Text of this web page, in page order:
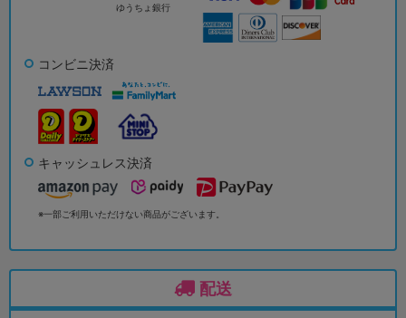
ゆうちょ銀行
コンビニ決済
キャッシュレス決済
※一部ご利用いただけない商品がございます。
配送